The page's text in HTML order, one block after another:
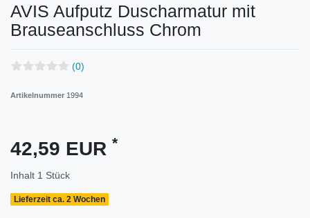
AVIS Aufputz Duscharmatur mit
Brauseanschluss Chrom
(0)
Artikelnummer 1994
42,59 EUR *
Inhalt 1 Stück
Lieferzeit ca. 2 Wochen